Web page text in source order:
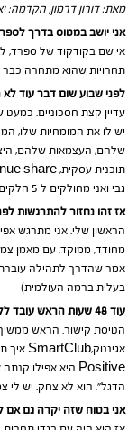
מאת: דורון דרמון, הקדמה:
אני יושב במטוס בדרך
אי שם בקודקוד של ספרד,
תחרויות שהוא מתחרה
לפני שבוע שום דבר עוד לא
עדיין קצת חסכוניים.
יש לו את המומחיות שלו,
תוכנית עסקית, Miles share
גבי ואני מחולקים ל 5 חלקים כל אחד, מעבד 5 ליבות בתפוקה מלאה.
אז זהו נחזור להתרגשות
הראשון שלי. אני מתרגש
מחודד, ממוקד, עם מאמן
אמר שהדרך לתהילה עוברת
בעלית ברמה העולמית)
עוד 48 שעות הראש עובד ללא הפסקה ערבוביה של מחשבות.
הדגל”, הוא לא צחק. יש לי
אני בטוח שזה יקרה גם אם